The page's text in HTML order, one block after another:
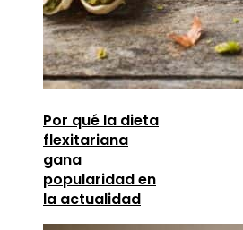
Por qué la dieta
flexitariana
gana
popularidad en
la actualidad